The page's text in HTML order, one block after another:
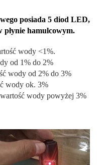
posiada 5 diod LED,
hamulcowym.
wody <1%.
od 1% do 2%
wody od 2% do 3%
wody ok. 3%
wody powyżej 3%